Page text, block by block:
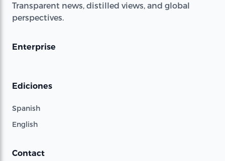
Transparent news, distilled views, and global
perspectives.
Enterprise
Ediciones
Spanish
English
Contact